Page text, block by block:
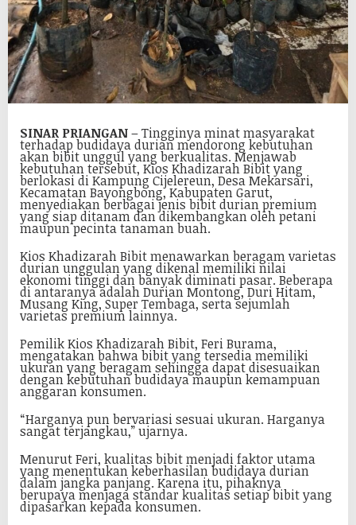
SINAR PRIANGAN– Tingginya minat masyarakat
terhadap budidaya durian mendorong kebutuhan
akan bibit unggul yang berkualitas. Menjawab
kebutuhan tersebut, Kios Khadizarah Bibit yang
berlokasi di Kampung Cijelereun, Desa Mekarsari,
Kecamatan Bayongbong, Kabupaten Garut,
menyediakan berbagai jenis bibit durian premium
yang siap ditanam dan dikembangkan oleh petani
maupun pecinta tanaman buah.
Kios Khadizarah Bibit menawarkan beragam varietas
durian unggulan yang dikenal memiliki nilai
ekonomi tinggi dan banyak diminati pasar. Beberapa
di antaranya adalah Durian Montong, Duri Hitam,
Musang King, Super Tembaga, serta sejumlah
varietas premium lainnya.
Pemilik Kios Khadizarah Bibit, Feri Burama,
mengatakan bahwa bibit yang tersedia memiliki
ukuran yang beragam sehingga dapat disesuaikan
dengan kebutuhan budidaya maupun kemampuan
anggaran konsumen.
“Harganya pun bervariasi sesuai ukuran. Harganya
sangat terjangkau,” ujarnya.
Menurut Feri, kualitas bibit menjadi faktor utama
yang menentukan keberhasilan budidaya durian
dalam jangka panjang. Karena itu, pihaknya
berupaya menjaga standar kualitas setiap bibit yang
dipasarkan kepada konsumen.